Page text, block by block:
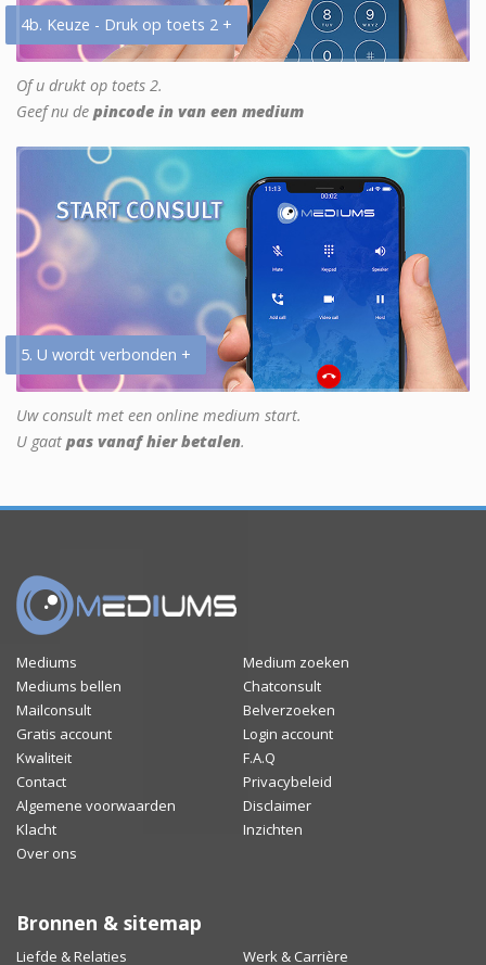
4b. Keuze - Druk op toets 2 +
Of u drukt op toets 2.
Geef nu de pincode in van een medium
5. U wordt verbonden +
Uw consult met een online medium start.
U gaat pas vanaf hier betalen.
Mediums
Medium zoeken
Mediums bellen
Chatconsult
Mailconsult
Belverzoeken
Gratis account
Login account
Kwaliteit
F.A.Q
Contact
Privacybeleid
Algemene voorwaarden
Disclaimer
Klacht
Inzichten
Over ons
Bronnen & sitemap
Liefde & Relaties Werk & Carrière